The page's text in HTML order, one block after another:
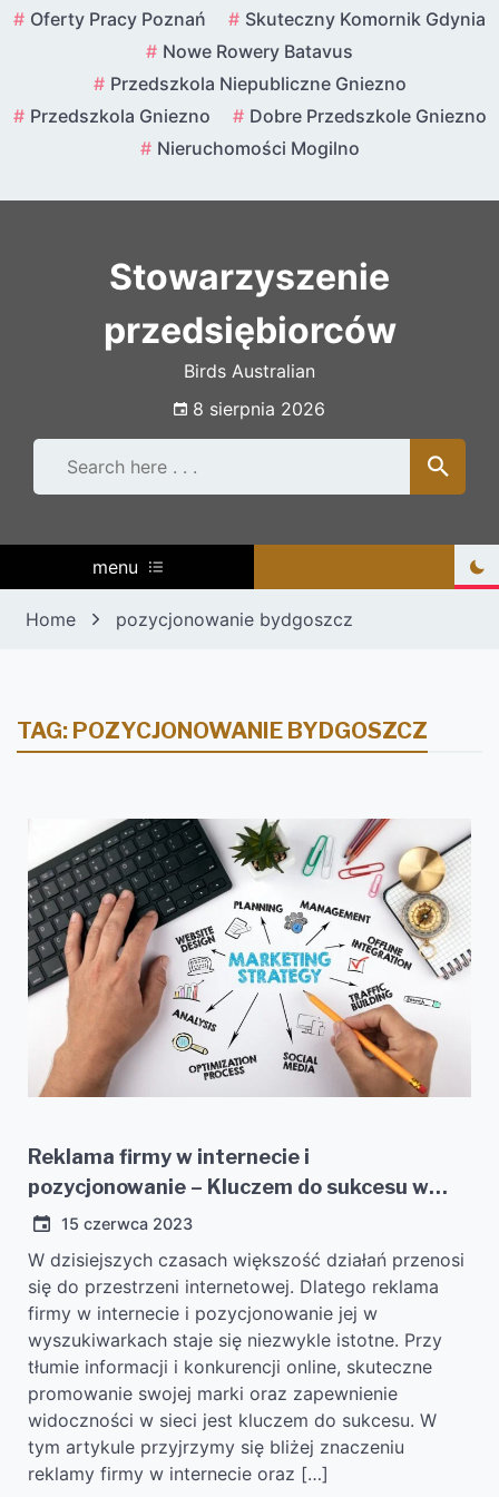
SkipOferty Pracy Poznań
Skuteczny Komornik Gdynia
Nowe Rowery Batavus
Przedszkola Niepubliczne Gniezno
Przedszkola Gniezno
Dobre Przedszkole Gniezno
Nieruchomości Mogilno
Stowarzyszenie
przedsiębiorców
Birds Australian
8 sierpnia 2026
menu
Home pozycjonowanie bydgoszcz
TAG: POZYCJONOWANIE BYDGOSZCZ
Reklama firmy w internecie i
pozycjonowanie – Kluczem do sukcesu w
erze cyfrowej
15 czerwca 2023
W dzisiejszych czasach większość działań przenosi
się do przestrzeni internetowej. Dlatego reklama
firmy w internecie i pozycjonowanie jej w
wyszukiwarkach staje się niezwykle istotne. Przy
tłumie informacji i konkurencji online, skuteczne
promowanie swojej marki oraz zapewnienie
widoczności w sieci jest kluczem do sukcesu. W
tym artykule przyjrzymy się bliżej znaczeniu
reklamy firmy w internecie oraz […]